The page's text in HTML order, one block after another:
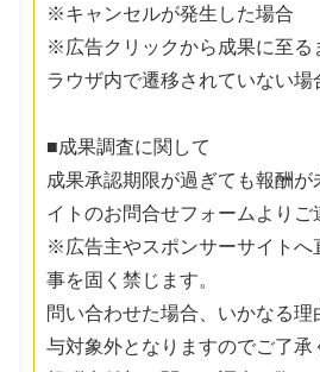
※キャンセルが発生した場合
※広告クリックから成果に至る
ラウザ内で遷移されていない場
■成果調査に関して
成果承認期限が過ぎても報酬
イトのお問合せフォームよりご
※広告主やスポンサーサイトへ
事を固く禁じます。
問い合わせた場合、いかなる
与対象外となりますのでご了承